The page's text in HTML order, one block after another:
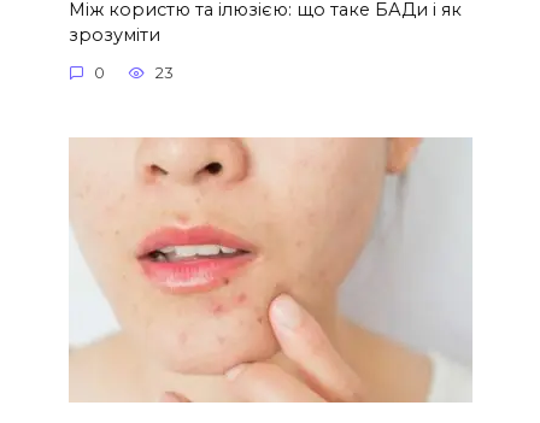
Між користю та ілюзією: що таке БАДи і як
зрозуміти
0 23